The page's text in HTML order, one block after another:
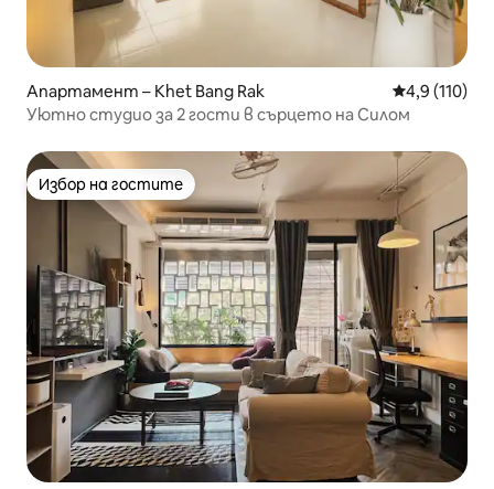
Апартамент – Khet Bang Rak Средна
4,9 (110)
Уютно студио за 2 гости в сърцето на Силом
Избор на гостите
Избор на гостите